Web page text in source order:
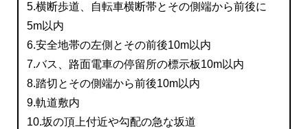
5.横断歩道、自転車横断帯とその側端から前後に
5m以内
6.安全地帯の左側とその前後10m以内
7.バス、路面電車の停留所の標示板10m以内
8.踏切とその側端から前後10m以内
9.軌道敷内
10.坂の頂上付近や勾配の急な坂道